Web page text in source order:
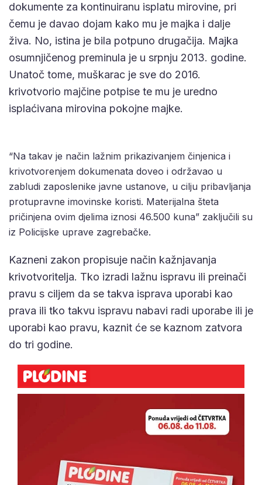
dokumente za kontinuiranu isplatu mirovine, pri
čemu je davao dojam kako mu je majka i dalje
živa. No, istina je bila potpuno drugačija. Majka
osumnjičenog preminula je u srpnju 2013. godine.
Unatoč tome, muškarac je sve do 2016.
krivotvorio majčine potpise te mu je uredno
isplaćivana mirovina pokojne majke.
“Na takav je način lažnim prikazivanjem činjenica i
krivotvorenjem dokumenata doveo i održavao u
zabludi zaposlenike javne ustanove, u cilju pribavljanja
protupravne imovinske koristi. Materijalna šteta
pričinjena ovim djelima iznosi 46.500 kuna” zaključili su
iz Policijske uprave zagrebačke.
Kazneni zakon propisuje način kažnjavanja
krivotvoritelja. Tko izradi lažnu ispravu ili preinači
pravu s ciljem da se takva isprava uporabi kao
prava ili tko takvu ispravu nabavi radi uporabe ili je
uporabi kao pravu, kaznit će se kaznom zatvora
do tri godine.